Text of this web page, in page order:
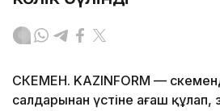
ӨСКЕМЕН. KAZINFORM —
салдарынан үстіне ағаш құлап,